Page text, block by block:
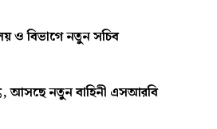
ও বিভাগে নতুন সচিব
আসছে নতুন বাহিনী এসআরবি